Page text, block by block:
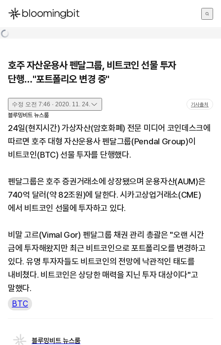
한국어
호주 자산운용사 펜달그룹, 비트코인 선물 투자
단행…"포트폴리오 변경 중"
수정 오전 7:46 · 2020. 11. 24. 기사출처
블루밍비트 뉴스룸
24일(현지시간) 가상자산(암호화폐) 전문 미디어 코인데스크에
따르면 호주 대형 자산운용사 펜달그룹(Pendal Group)이
비트코인(BTC) 선물 투자를 단행했다.
펜달그룹은 호주 증권거래소에 상장됐으며 운용자산(AUM)은
740억 달러(약 82조원)에 달한다. 시카고상업거래소(CME)
에서 비트코인 선물에 투자하고 있다.
비말 고르(Vimal Gor) 펜달그룹 채권 관리 총괄은 "오랜 시간
금에 투자해왔지만 최근 비트코인으로 포트폴리오를 변경하고
있다. 유명 투자자들도 비트코인의 전망에 낙관적인 태도를
내비쳤다. 비트코인은 상당한 매력을 지닌 투자 대상이다"고
말했다.
BTC
블루밍비트 뉴스룸